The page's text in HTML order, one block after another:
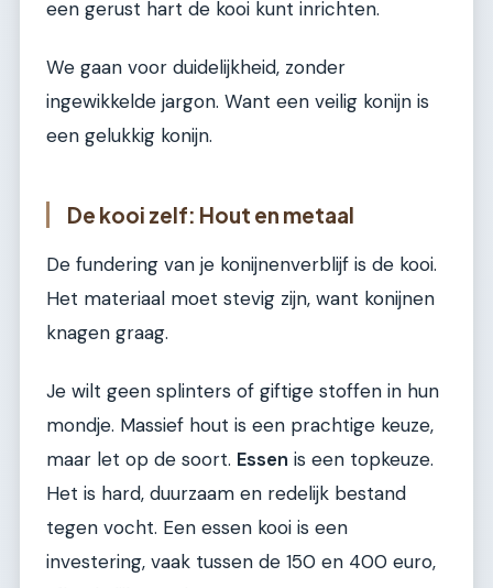
een gerust hart de kooi kunt inrichten.
We gaan voor duidelijkheid, zonder
ingewikkelde jargon. Want een veilig konijn is
een gelukkig konijn.
De kooi zelf: Hout en metaal
De fundering van je konijnenverblijf is de kooi.
Het materiaal moet stevig zijn, want konijnen
knagen graag.
Je wilt geen splinters of giftige stoffen in hun
mondje. Massief hout is een prachtige keuze,
maar let op de soort. Essen is een topkeuze.
Het is hard, duurzaam en redelijk bestand
tegen vocht. Een essen kooi is een
investering, vaak tussen de 150 en 400 euro,